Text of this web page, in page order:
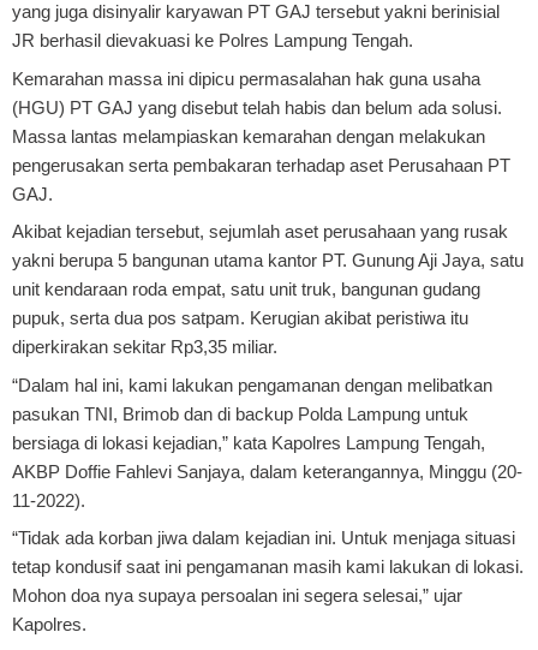
yang juga disinyalir karyawan PT GAJ tersebut yakni berinisial
JR berhasil dievakuasi ke Polres Lampung Tengah.
Kemarahan massa ini dipicu permasalahan hak guna usaha
(HGU) PT GAJ yang disebut telah habis dan belum ada solusi.
Massa lantas melampiaskan kemarahan dengan melakukan
pengerusakan serta pembakaran terhadap aset Perusahaan PT
GAJ.
Akibat kejadian tersebut, sejumlah aset perusahaan yang rusak
yakni berupa 5 bangunan utama kantor PT. Gunung Aji Jaya, satu
unit kendaraan roda empat, satu unit truk, bangunan gudang
pupuk, serta dua pos satpam. Kerugian akibat peristiwa itu
diperkirakan sekitar Rp3,35 miliar.
“Dalam hal ini, kami lakukan pengamanan dengan melibatkan
pasukan TNI, Brimob dan di backup Polda Lampung untuk
bersiaga di lokasi kejadian,” kata Kapolres Lampung Tengah,
AKBP Doffie Fahlevi Sanjaya, dalam keterangannya, Minggu (20-
11-2022).
“Tidak ada korban jiwa dalam kejadian ini. Untuk menjaga situasi
tetap kondusif saat ini pengamanan masih kami lakukan di lokasi.
Mohon doa nya supaya persoalan ini segera selesai,” ujar
Kapolres.